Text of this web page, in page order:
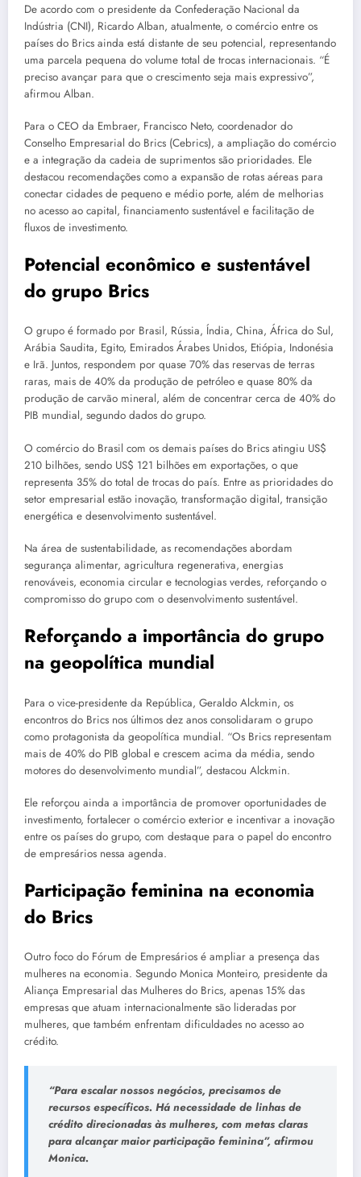
De acordo com o presidente da Confederação Nacional da
Indústria (CNI), Ricardo Alban, atualmente, o comércio entre os
países do Brics ainda está distante de seu potencial, representando
uma parcela pequena do volume total de trocas internacionais. “É
preciso avançar para que o crescimento seja mais expressivo”,
afirmou Alban.
Para o CEO da Embraer, Francisco Neto, coordenador do
Conselho Empresarial do Brics (Cebrics), a ampliação do comércio
e a integração da cadeia de suprimentos são prioridades. Ele
destacou recomendações como a expansão de rotas aéreas para
conectar cidades de pequeno e médio porte, além de melhorias
no acesso ao capital, financiamento sustentável e facilitação de
fluxos de investimento.
Potencial econômico e sustentável
do grupo Brics
O grupo é formado por Brasil, Rússia, Índia, China, África do Sul,
Arábia Saudita, Egito, Emirados Árabes Unidos, Etiópia, Indonésia
e Irã. Juntos, respondem por quase 70% das reservas de terras
raras, mais de 40% da produção de petróleo e quase 80% da
produção de carvão mineral, além de concentrar cerca de 40% do
PIB mundial, segundo dados do grupo.
O comércio do Brasil com os demais países do Brics atingiu US$
210 bilhões, sendo US$ 121 bilhões em exportações, o que
representa 35% do total de trocas do país. Entre as prioridades do
setor empresarial estão inovação, transformação digital, transição
energética e desenvolvimento sustentável.
Na área de sustentabilidade, as recomendações abordam
segurança alimentar, agricultura regenerativa, energias
renováveis, economia circular e tecnologias verdes, reforçando o
compromisso do grupo com o desenvolvimento sustentável.
Reforçando a importância do grupo
na geopolítica mundial
Para o vice-presidente da República, Geraldo Alckmin, os
encontros do Brics nos últimos dez anos consolidaram o grupo
como protagonista da geopolítica mundial. “Os Brics representam
mais de 40% do PIB global e crescem acima da média, sendo
motores do desenvolvimento mundial”, destacou Alckmin.
Ele reforçou ainda a importância de promover oportunidades de
investimento, fortalecer o comércio exterior e incentivar a inovação
entre os países do grupo, com destaque para o papel do encontro
de empresários nessa agenda.
Participação feminina na economia
do Brics
Outro foco do Fórum de Empresários é ampliar a presença das
mulheres na economia. Segundo Monica Monteiro, presidente da
Aliança Empresarial das Mulheres do Brics, apenas 15% das
empresas que atuam internacionalmente são lideradas por
mulheres, que também enfrentam dificuldades no acesso ao
crédito.
“Para escalar nossos negócios, precisamos de
recursos específicos. Há necessidade de linhas de
crédito direcionadas às mulheres, com metas claras
para alcançar maior participação feminina”, afirmou
Monica.